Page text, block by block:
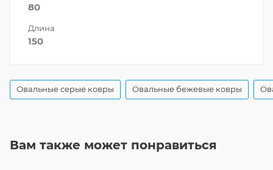
80
Длина
150
Овальные серые ковры Овальные бежевые ковры
Вам также может понравиться